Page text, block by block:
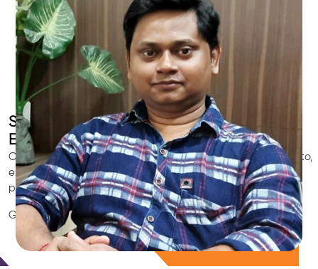
SEO Inteligente con IA
Experto SEO en Sacramento
Contrata al consultor SEO local de confianza en Sacramento,
experto en marketing con IA, GEO y especialista en
posicionamiento en Google.
GEO • LLM • NLP • RAG • IA + APIs Marketing
Consulta Gratis